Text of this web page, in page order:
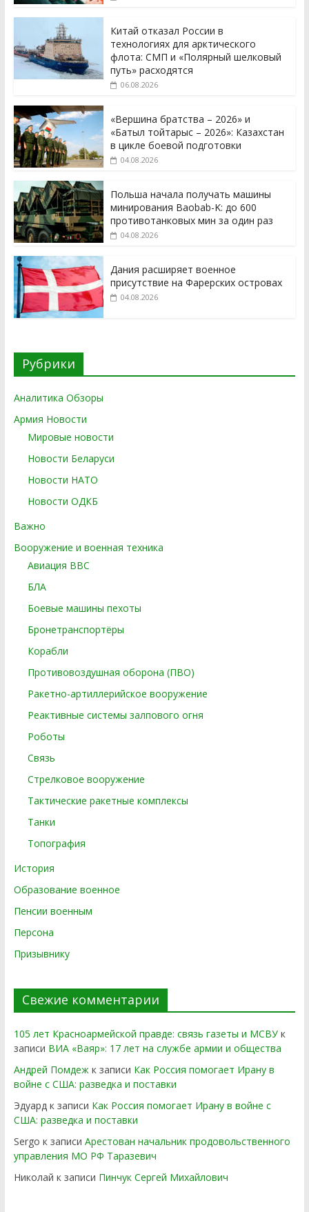
Китай отказал России в
технологиях для арктического
флота: СМП и «Полярный шелковый
путь» расходятся
06.08.2026
«Вершина братства – 2026» и
«Батыл тойтарыс – 2026»: Казахстан
в цикле боевой подготовки
04.08.2026
Польша начала получать машины
минирования Baobab-K: до 600
противотанковых мин за один раз
04.08.2026
Дания расширяет военное
присутствие на Фарерских островах
04.08.2026
Рубрики
Аналитика Обзоры
Армия Новости
Мировые новости
Новости Беларуси
Новости НАТО
Новости ОДКБ
Важно
Вооружение и военная техника
Авиация ВВС
БЛА
Боевые машины пехоты
Бронетранспортёры
Корабли
Противовоздушная оборона (ПВО)
Ракетно-артиллерийское вооружение
Реактивные системы залпового огня
Роботы
Связь
Стрелковое вооружение
Тактические ракетные комплексы
Танки
Топография
История
Образование военное
Пенсии военным
Персона
Призывнику
Свежие комментарии
105 лет Красноармейской правде: связь газеты и МСВУк
записи ВИА «Ваяр»: 17 лет на службе армии и общества
Андрей Помдежк записи Как Россия помогает Ирану в
войне с США: разведка и поставки
Эдуардк записи Как Россия помогает Ирану в войне с
США: разведка и поставки
Sergo к записи Арестован начальник продовольственного
управления МО РФ Таразевич
Николай к записи Пинчук Сергей Михайлович